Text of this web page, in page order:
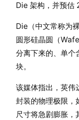
Die 架构，并预估
Die（中文常称为
圆形硅晶圆（
分离下来的、单个
块。
该媒体指出，英
封装的物理极限
尺寸将急剧膨胀，